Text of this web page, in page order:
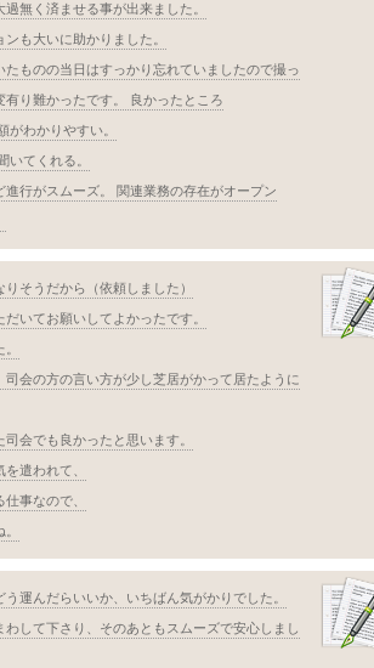
無く済ませる事が出来ました。
も大いに助かりました。
たものの当日はすっかり忘れていましたので撮っ
有り難かったです。 良かったところ
がわかりやすい。
いてくれる。
進行がスムーズ。 関連業務の存在がオープン
そうだから（依頼しました）
いてお願いしてよかったです。
司会の方の言い方が少し芝居がかって居たように
会でも良かったと思います。
遣われて、
事なので、
運んだらいいか、いちばん気がかりでした。
して下さり、そのあともスムーズで安心しまし